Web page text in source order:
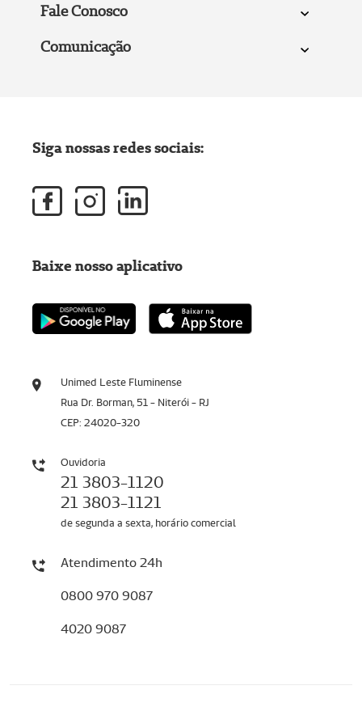
Fale Conosco
Comunicação
Unimed Leste Fluminense
Rua Dr. Borman, 51 - Niterói - RJ
CEP: 24020-320
Ouvidoria
21 3803-1120
21 3803-1121
de segunda a sexta, horário comercial
Atendimento 24h
0800 970 9087
4020 9087
Siga nossas redes sociais:
Baixe nosso aplicativo